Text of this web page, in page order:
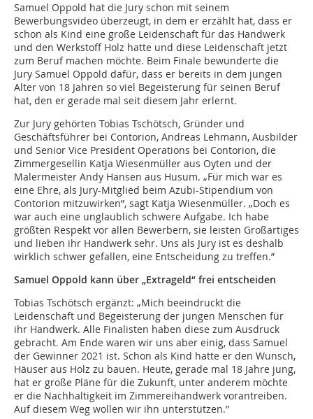
Samuel Oppold hat die Jury schon mit seinem
Bewerbungsvideo überzeugt, in dem er erzählt hat, dass er
schon als Kind eine große Leidenschaft für das Handwerk
und den Werkstoff Holz hatte und diese Leidenschaft jetzt
zum Beruf machen möchte. Beim Finale bewunderte die
Jury Samuel Oppold dafür, dass er bereits in dem jungen
Alter von 18 Jahren so viel Begeisterung für seinen Beruf
hat, den er gerade mal seit diesem Jahr erlernt.
Zur Jury gehörten Tobias Tschötsch, Gründer und
Geschäftsführer bei Contorion, Andreas Lehmann, Ausbilder
und Senior Vice President Operations bei Contorion, die
Zimmergesellin Katja Wiesenmüller aus Oyten und der
Malermeister Andy Hansen aus Husum. „Für mich war es
eine Ehre, als Jury-Mitglied beim Azubi-Stipendium von
Contorion mitzuwirken”, sagt Katja Wiesenmüller. „Doch es
war auch eine unglaublich schwere Aufgabe. Ich habe
größten Respekt vor allen Bewerbern, sie leisten Großartiges
und lieben ihr Handwerk sehr. Uns als Jury ist es deshalb
wirklich schwer gefallen, eine Entscheidung zu treffen.”
Samuel Oppold kann über „Extrageld“ frei entscheiden
Tobias Tschötsch ergänzt: „Mich beeindruckt die
Leidenschaft und Begeisterung der jungen Menschen für
ihr Handwerk. Alle Finalisten haben diese zum Ausdruck
gebracht. Am Ende waren wir uns aber einig, dass Samuel
der Gewinner 2021 ist. Schon als Kind hatte er den Wunsch,
Häuser aus Holz zu bauen. Heute, gerade mal 18 Jahre jung,
hat er große Pläne für die Zukunft, unter anderem möchte
er die Nachhaltigkeit im Zimmereihandwerk vorantreiben.
Auf diesem Weg wollen wir ihn unterstützen.”